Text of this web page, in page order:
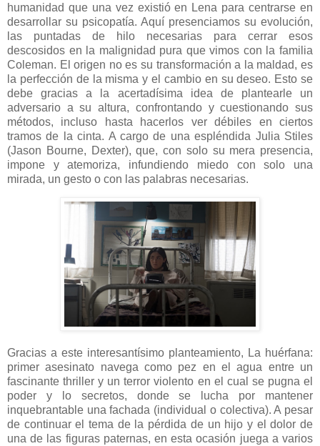
humanidad que una vez existió en Lena para centrarse en
desarrollar su psicopatía. Aquí presenciamos su evolución,
las puntadas de hilo necesarias para cerrar esos
descosidos en la malignidad pura que vimos con la familia
Coleman. El origen no es su transformación a la maldad, es
la perfección de la misma y el cambio en su deseo. Esto se
debe gracias a la acertadísima idea de plantearle un
adversario a su altura, confrontando y cuestionando sus
métodos, incluso hasta hacerlos ver débiles en ciertos
tramos de la cinta. A cargo de una espléndida Julia Stiles
(Jason Bourne, Dexter), que, con solo su mera presencia,
impone y atemoriza, infundiendo miedo con solo una
mirada, un gesto o con las palabras necesarias.
Gracias a este interesantísimo planteamiento, La huérfana:
primer asesinato navega como pez en el agua entre un
fascinante thriller y un terror violento en el cual se pugna el
poder y lo secretos, donde se lucha por mantener
inquebrantable una fachada (individual o colectiva). A pesar
de continuar el tema de la pérdida de un hijo y el dolor de
una de las figuras paternas, en esta ocasión juega a varios